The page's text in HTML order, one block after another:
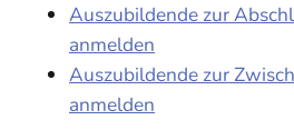
Auszubildende zur
anmelden
Auszubildende zur
anmelden